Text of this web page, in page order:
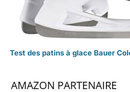
Test des patins à glace Bauer